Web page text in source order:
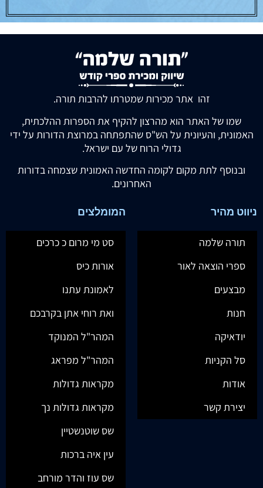
זהו אתר מכירות שמטרתו להרבות תורה.
שמו של האתר הוא מהרצון להקיף את הספרות ההלכתית,
האמונית, והעיונית על הש"ס שהתפתחה במרוצת הדורות על ידי
גדולי הרוח של עם ישראל.
ובנוסף לתת מקום לקומה החדשה האמונית שצמחה בדורות
האחרונים.
ניווט מהיר
תורה שלמה
ספרי הוצאה לאור
מבצעים
חנות
יודאיקה
סל הקניות
אודות
יצירת קשר
המומלצים
סט מי מרום כ כרכים
אורות כיס
לאמונת עתנו
ואת רוחי אתן בקרבכם
המהר"ל המנוקד
המהר"ל מפראג
מקראות גדולות
מקראות גדולות נך
שס שוטנשטיין
עין איה ברכות
שס עוז והדר מורחב